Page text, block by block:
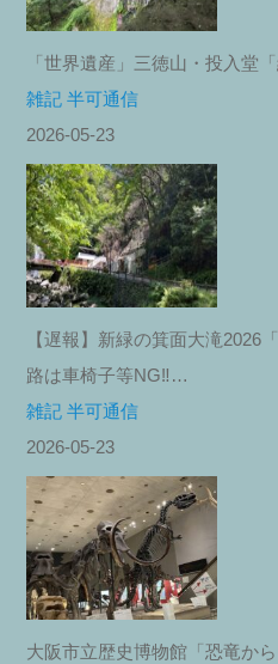
「世界遺産」三徳山・投入堂
雑記 半可通信
2026-05-23
【遅報】新緑の箕面大滝2026
路は車椅子等NG‼︎…
雑記 半可通信
2026-05-23
大阪市立歴史博物館「恐竜から